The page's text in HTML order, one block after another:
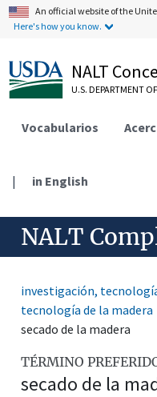
An official website of the
Here's how you know.
NALT
U.S. DEPARTMENT
Vocabularios
| in English
NALT
investigación,
tecnología de la madera
secado de la madera
TÉRMINO
secado de la